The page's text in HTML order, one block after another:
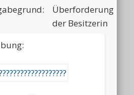
Überforderung
der Besitzerin